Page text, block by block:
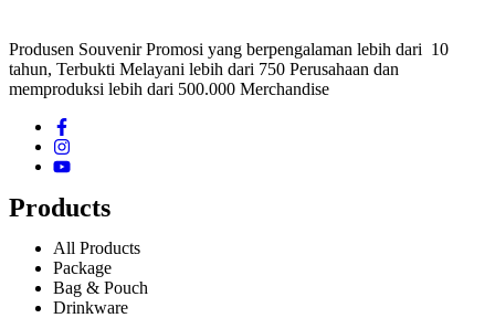
Produsen Souvenir Promosi yang berpengalaman lebih dari 10
tahun, Terbukti Melayani lebih dari 750 Perusahaan dan
memproduksi lebih dari 500.000 Merchandise
Products
All Products
Package
Bag & Pouch
Drinkware